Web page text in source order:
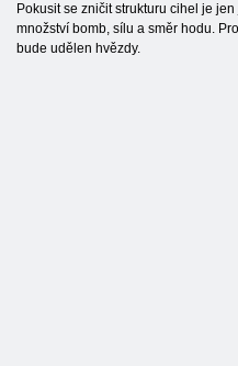
Pokusit se zničit strukturu cihel je
množství bomb, sílu a směr hodu.
bude udělen hvězdy.